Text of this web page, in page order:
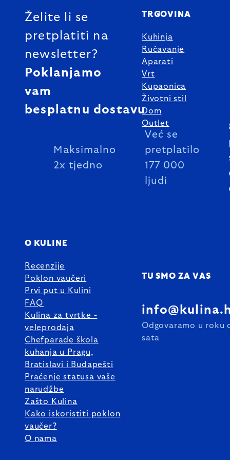
Želite li se
pretplatiti na
newsletter?
Poklanjamo
vam
besplatnu dostavu
Maksimalno
2x tjedno
Već se
pretplatilo
177 000
ljudi
TRGOVINA
Kuhinja
Ručavanje
Aparati
Vrt
Kupaonica
Životni stil
Dom
Outlet
O KULINE
Recenzije
Poklon vaučeri
Prvi put u Kulini
FAQ
Kulina za tvrtke -
veleprodaja
Chefparade škola
kuhanja u Pragu,
Bratislavi i Budapešti
Praćenje statusa vaše
narudžbe
Zašto Kulina
Kako iskoristiti poklon
vaučer?
O nama
TU SMO ZA VAS
Odgovaramo u roku
sata